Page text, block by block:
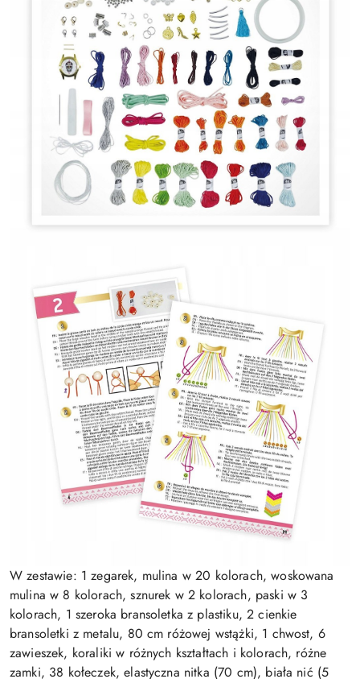
W zestawie: 1 zegarek, mulina w 20 kolorach, woskowana
mulina w 8 kolorach, sznurek w 2 kolorach, paski w 3
kolorach, 1 szeroka bransoletka z plastiku, 2 cienkie
bransoletki z metalu, 80 cm różowej wstążki, 1 chwost, 6
zawieszek, koraliki w różnych kształtach i kolorach, różne
zamki, 38 kołeczek, elastyczna nitka (70 cm), biała nić (5